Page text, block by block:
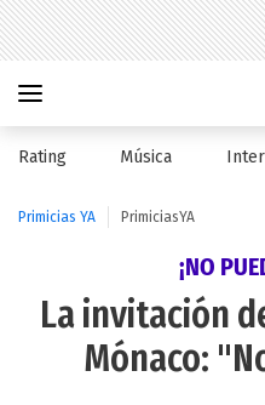
Rating Música
Primicias YA PrimiciasYA
¡NO
La invitación
Mónaco: